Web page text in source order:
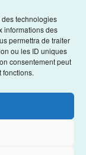
technologies
informations des
permettra de traiter
ou les ID uniques
consentement peut
fonctions.